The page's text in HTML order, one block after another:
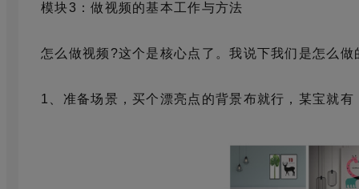
模块3：做视频的基本工作与方法
怎么做视频?这个是核心点了。我说下我们是怎么做
1、准备场景，买个漂亮点的背景布就行，某宝就有